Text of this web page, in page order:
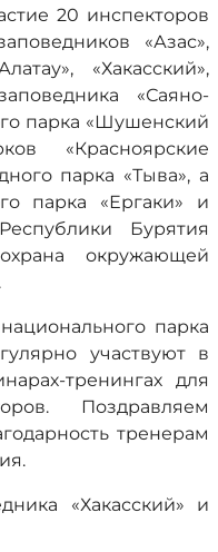
20 инспекторов
«Азас»,
«Хакасский»,
«Саяно-
парка «Шушенский
«Красноярские
парка «Тыва», а
парка «Ергаки» и
Бурятия
окружающей
парка
участвуют в
тренингах для
Поздравляем
тренерам
«Хакасский» и